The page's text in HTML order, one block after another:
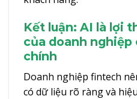
Kết luận: AI là lợi
của doanh nghiệp
chính
Doanh nghiệp fintech
có dữ liệu rõ ràng và